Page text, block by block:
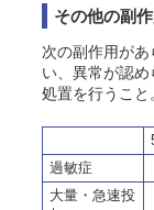
その他の副
次の副作用が
い、異常が認
処置を行うこと
過敏症
大量・急速投